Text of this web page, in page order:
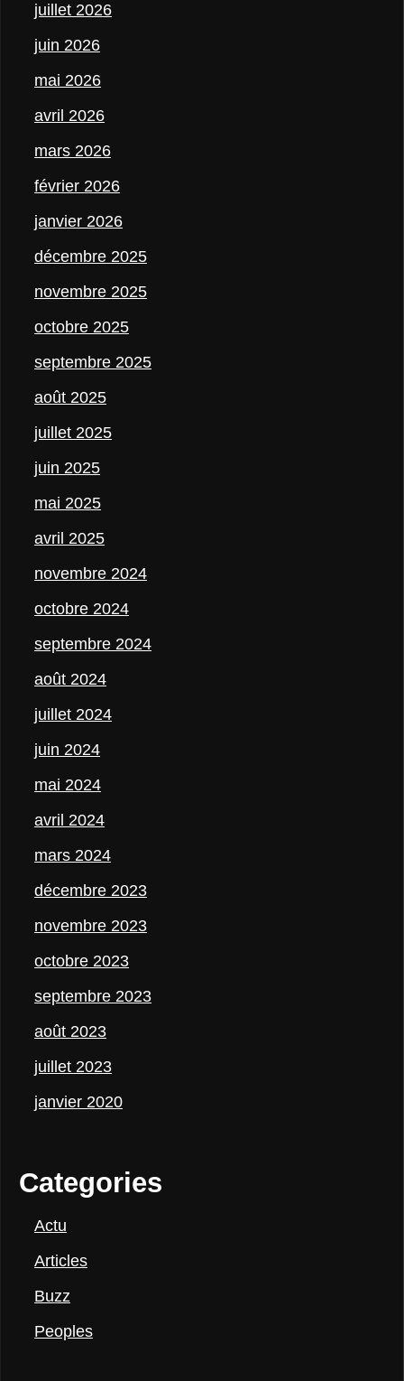
juillet 2026
juin 2026
mai 2026
avril 2026
mars 2026
février 2026
janvier 2026
décembre 2025
novembre 2025
octobre 2025
septembre 2025
août 2025
juillet 2025
juin 2025
mai 2025
avril 2025
novembre 2024
octobre 2024
septembre 2024
août 2024
juillet 2024
juin 2024
mai 2024
avril 2024
mars 2024
décembre 2023
novembre 2023
octobre 2023
septembre 2023
août 2023
juillet 2023
janvier 2020
Categories
Actu
Articles
Buzz
Peoples